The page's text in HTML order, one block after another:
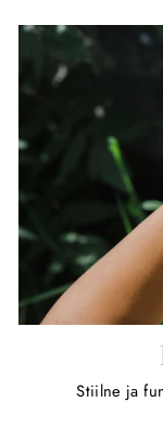
Stiilne ja